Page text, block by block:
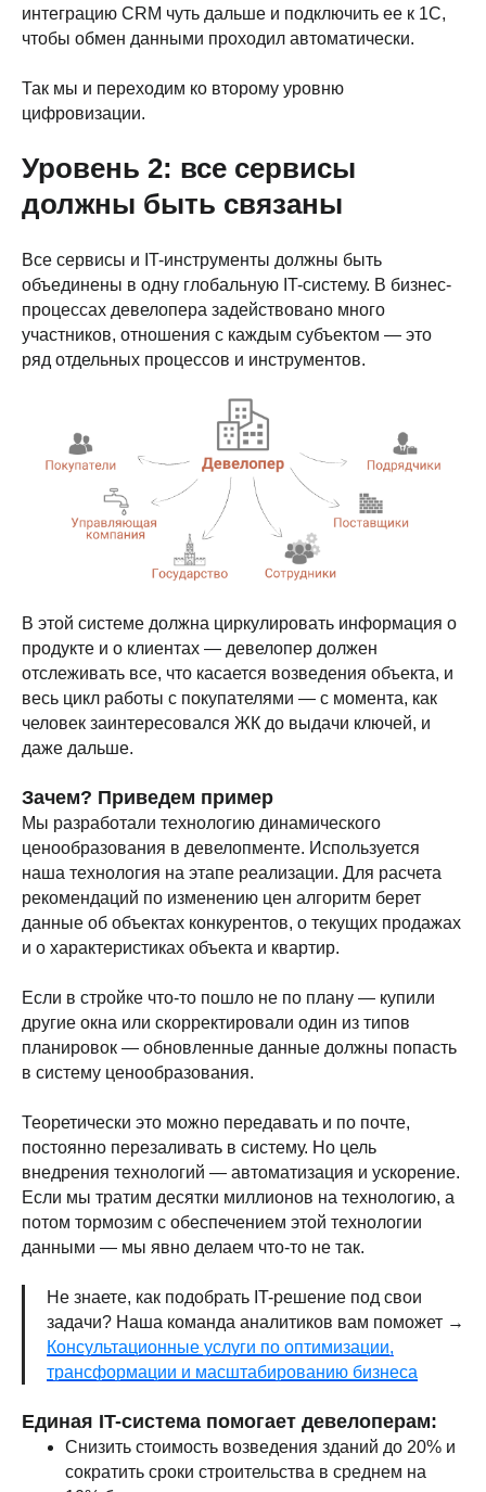
интеграцию CRM чуть дальше и подключить ее к 1С,
чтобы обмен данными проходил автоматически.
Так мы и переходим ко второму уровню
цифровизации.
Уровень 2: все сервисы
должны быть связаны
Все сервисы и IT-инструменты должны быть
объединены в одну глобальную IT-систему. В бизнес-
процессах девелопера задействовано много
участников, отношения с каждым субъектом — это
ряд отдельных процессов и инструментов.
В этой системе должна циркулировать информация о
продукте и о клиентах — девелопер должен
отслеживать все, что касается возведения объекта, и
весь цикл работы с покупателями — с момента, как
человек заинтересовался ЖК до выдачи ключей, и
даже дальше.
Зачем? Приведем пример
Мы разработали технологию динамического
ценообразования в девелопменте. Используется
наша технология на этапе реализации. Для расчета
рекомендаций по изменению цен алгоритм берет
данные об объектах конкурентов, о текущих продажах
и о характеристиках объекта и квартир.
Если в стройке что-то пошло не по плану — купили
другие окна или скорректировали один из типов
планировок — обновленные данные должны попасть
в систему ценообразования.
Теоретически это можно передавать и по почте,
постоянно перезаливать в систему. Но цель
внедрения технологий — автоматизация и ускорение.
Если мы тратим десятки миллионов на технологию, а
потом тормозим с обеспечением этой технологии
данными — мы явно делаем что-то не так.
Не знаете, как подобрать IT-решение под свои
задачи? Наша команда аналитиков вам поможет →
Консультационные услуги по оптимизации,
трансформации и масштабированию бизнеса
Единая IT-система помогает девелоперам:
Снизить стоимость возведения зданий до 20% и
сократить сроки строительства в среднем на